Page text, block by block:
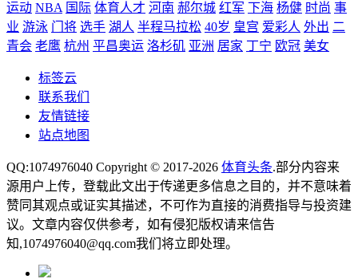
运动 NBA 国际 体育人才 河南 郝尔城 红军 下海 杨健 时尚 事
业 游泳 门将 选手 湖人 半程马拉松 40岁 皇宫 爱彩人 外出 二
青会 老鹰 杭州 平昌奥运 洛杉矶 亚洲 居家 丁宁 欧冠 美女
标签云
联系我们
友情链接
站点地图
QQ:1074976040 Copyright © 2017-2026 体育头条.部分内容来
源用户上传，登载此文出于传递更多信息之目的，并不意味着
赞同其观点或证实其描述，不可作为直接的消费指导与投资建
议。文章内容仅供参考，如有侵犯版权请来信告
知,1074976040@qq.com我们将立即处理。